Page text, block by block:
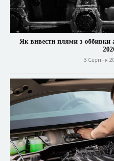
Як вивести плями з оббивки
3 Серпня